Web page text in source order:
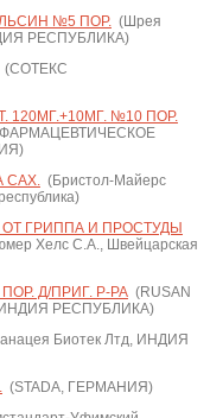
№5 ПОР.(Шрея
РЕСПУБЛИКА)
120МГ.+10МГ. №10 ПОР.
САХ.(Бристол-Майерс
ГРИППА И ПРОСТУДЫ
Хелс С.А., Швейцарская
Д/ПРИГ. Р-РА(RUSAN
ИНДИЯ РЕСПУБЛИКА)
Биотек Лтд, ИНДИЯ
(STADA, ГЕРМАНИЯ)